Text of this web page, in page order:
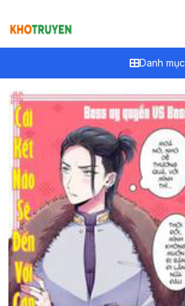
Danh mục